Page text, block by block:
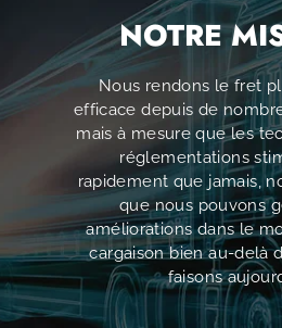
NOTRE
Nous rendons le fret
efficace depuis de
mais à mesure que les
réglementations
rapidement que jamais,
que nous pouvons
améliorations dans le
cargaison bien au-delà
faisons